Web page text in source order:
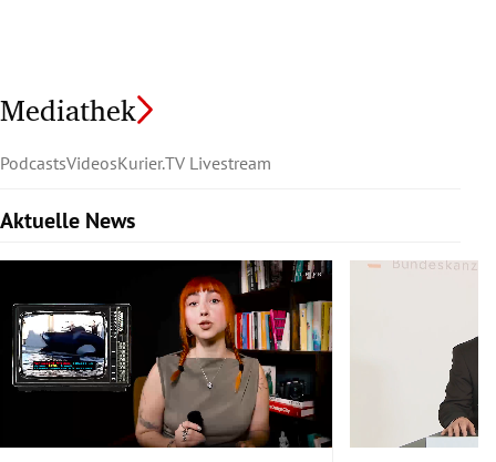
Mediathek
PodcastsVideosKurier.TV Livestream
Aktuelle News
Slide 1 von 6